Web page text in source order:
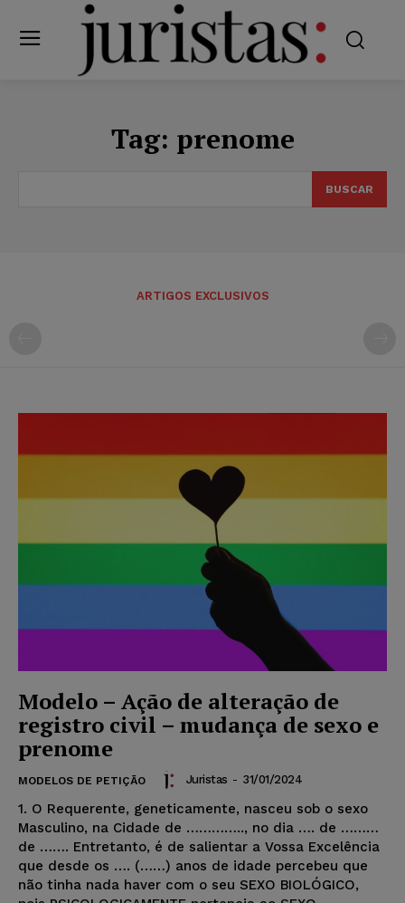
Tag: prenome
BUSCAR
ARTIGOS EXCLUSIVOS
Modelo – Ação de alteração de
registro civil – mudança de sexo e
prenome
MODELOS DE PETIÇÃO Juristas - 31/01/2024
1. O Requerente, geneticamente, nasceu sob o sexo
Masculino, na Cidade de ………….., no dia …. de ………
de ……. Entretanto, é de salientar a Vossa Excelência
que desde os …. (……) anos de idade percebeu que
não tinha nada haver com o seu SEXO BIOLÓGICO,